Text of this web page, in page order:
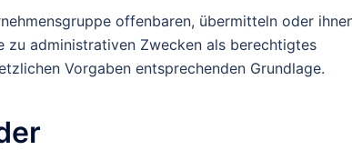
offenbaren, übermitteln oder
administrativen Zwecken als berechtigtes
Vorgaben entsprechenden Grundlage.